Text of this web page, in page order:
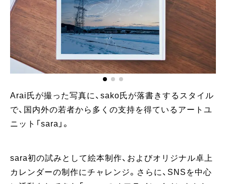
Arai氏が撮った写真に、sako氏が落書きするスタイル
で、国内外の若者から多くの支持を得ているアートユ
ニット「sara」。
sara初の試みとして絵本制作、およびオリジナル卓上
カレンダーの制作にチャレンジ。さらに、SNSを中心